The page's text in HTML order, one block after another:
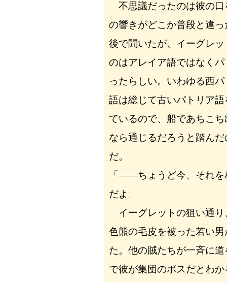
不思議だったのは彼の口
の響きがどこか普段と違
後で聞いたが、イーグレ
のはアレイア語ではなく
ったらしい。いわゆる西
語は総じて古いパトリア
ているので、船であちこ
なら通じるだろうと踏ん
だ。
「――ちょうど今、それを
だよ」
イーグレットの狙い通り
色熊の毛皮を被った若い
た。他の賊たちが一斉に
で彼が集団のボスだとわ